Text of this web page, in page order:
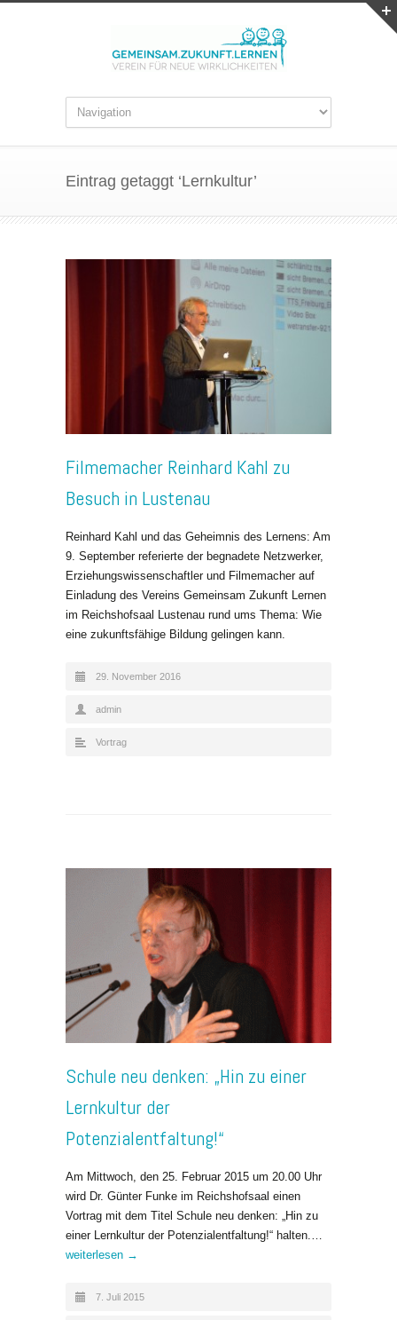
Eintrag getaggt ‘Lernkultur’
Filmemacher Reinhard Kahl zu
Besuch in Lustenau
Reinhard Kahl und das Geheimnis des Lernens: Am
9. September referierte der begnadete Netzwerker,
Erziehungswissenschaftler und Filmemacher auf
Einladung des Vereins Gemeinsam Zukunft Lernen
im Reichshofsaal Lustenau rund ums Thema: Wie
eine zukunftsfähige Bildung gelingen kann.
29. November 2016
admin
Vortrag
Schule neu denken: „Hin zu einer
Lernkultur der
Potenzialentfaltung!“
Am Mittwoch, den 25. Februar 2015 um 20.00 Uhr
wird Dr. Günter Funke im Reichshofsaal einen
Vortrag mit dem Titel Schule neu denken: „Hin zu
einer Lernkultur der Potenzialentfaltung!“ halten.…
weiterlesen →
7. Juli 2015